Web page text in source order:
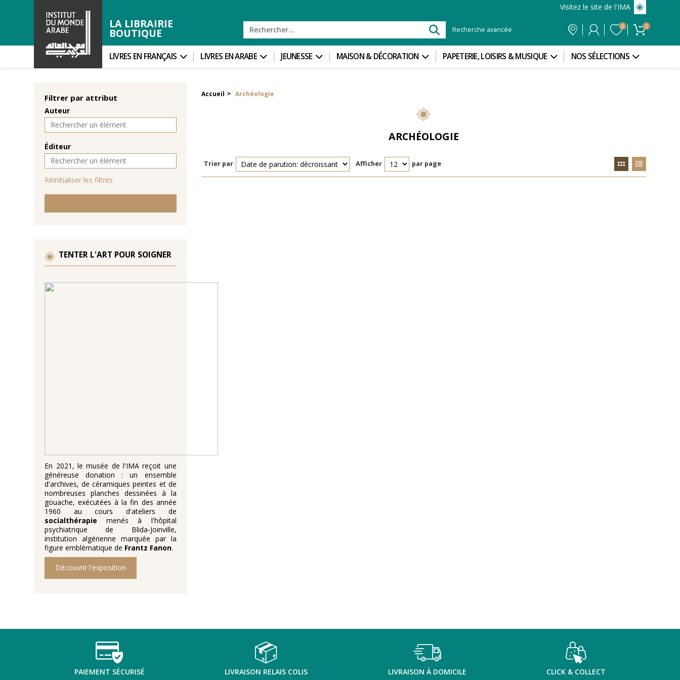
Visitez le site de l'IMA
LA LIBRAIRIE
BOUTIQUE Recherche avancée 0 0
LIVRES EN FRANÇAIS LIVRES EN ARABE JEUNESSE MAISON & DÉCORATION PAPETERIE, LOISIRS & MUSIQUE NOS SÉLECTIONS
Filtrer par attribut
Auteur
Éditeur
Réinitialiser les filtres
TENTER L'ART POUR SOIGNER
En 2021, le musée de l'IMA reçoit une
généreuse donation : un ensemble
d'archives, de céramiques peintes et de
nombreuses planches dessinées à la
gouache, exécutées à la fin des année
1960 au cours d'ateliers de
socialthérapiemenés à l'hôpital
psychiatrique de Blida-Joinville,
institution algérienne marquée par la
figure emblématique de Frantz Fanon.
Découvrir l'exposition
Accueil > Archéologie
ARCHÉOLOGIE
Trier par Afficher par page
PAIEMENT SÉCURISÉ LIVRAISON RELAIS COLIS LIVRAISON À DOMICILE CLICK & COLLECT